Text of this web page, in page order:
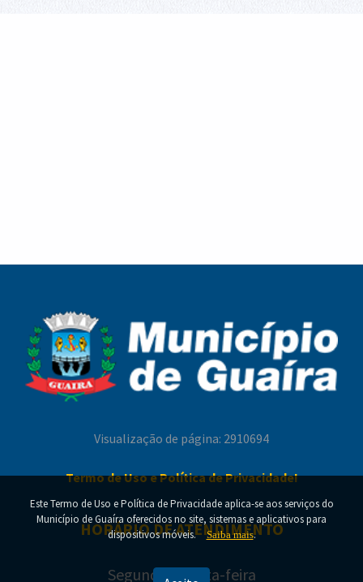
Melhor Idade celebra o Dia dos Pais com
confraternização, cultura e fortalecimento de
vínculos em Guaíra
Campanha Nacional de Multivacinação reforça a
importância da atualização da carteira de
vacinação em Guaíra
Diretoria de Limpeza Pública conclui mais uma
etapa da recolha de entulhos em Guaíra
Visualização de página: 2910694
Termo de Uso e Política de Privacidade!
HORÁRIO DE ATENDIMENTO
Segunda a Sexta-feira
Este Termo de Uso e Política de Privacidade aplica-se aos serviços do
Município de Guaíra oferecidos no site, sistemas e aplicativos para
dispositivos móveis.
Saiba mais.